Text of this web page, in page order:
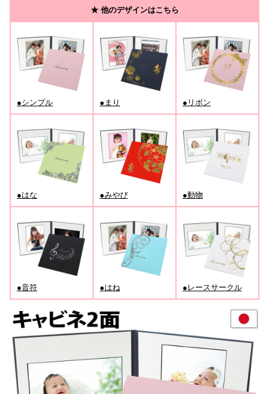
★ 他のデザインはこちら
●シンプル ●まり ●リボン
●はな ●みやび ●動物
●音符 ●はね ●レースサークル